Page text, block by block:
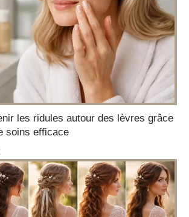
les ridules autour des lèvres grâce
soins efficace